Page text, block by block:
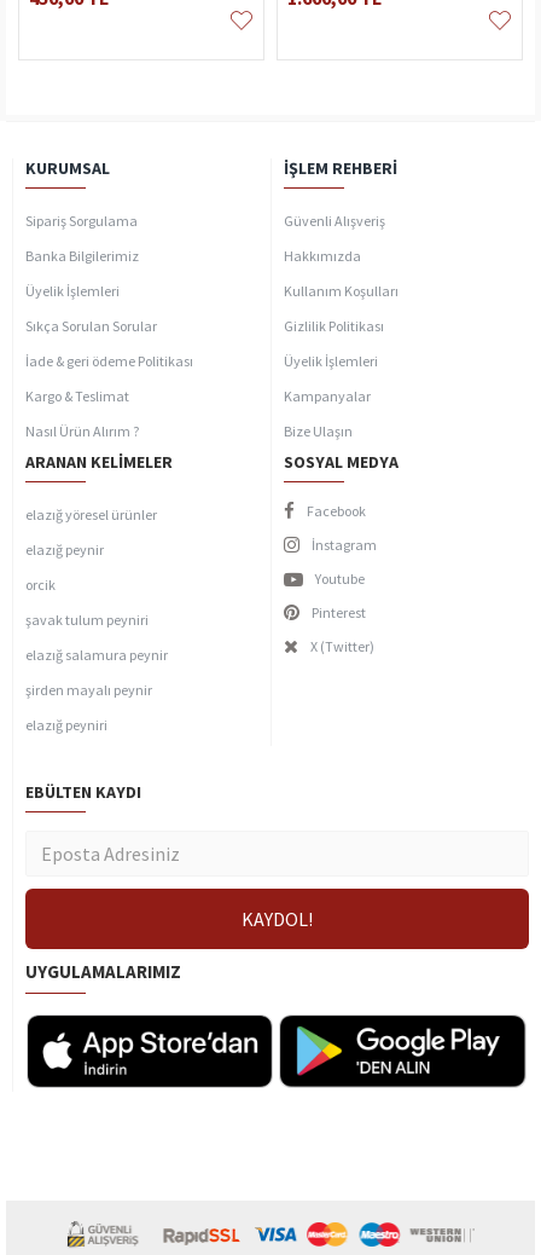
KURUMSAL
Sipariş Sorgulama
Banka Bilgilerimiz
Üyelik İşlemleri
Sıkça Sorulan Sorular
İade & geri ödeme Politikası
Kargo & Teslimat
Nasıl Ürün Alırım ?
İŞLEM REHBERI
Güvenli Alışveriş
Hakkımızda
Kullanım Koşulları
Gizlilik Politikası
Üyelik İşlemleri
Kampanyalar
Bize Ulaşın
ARANAN KELIMELER
elazığ yöresel ürünler
elazığ peynir
orcik
şavak tulum peyniri
elazığ salamura peynir
şirden mayalı peynir
elazığ peyniri
SOSYAL MEDYA
Facebook
İnstagram
Youtube
Pinterest
X (Twitter)
EBÜLTEN KAYDI
UYGULAMALARIMIZ